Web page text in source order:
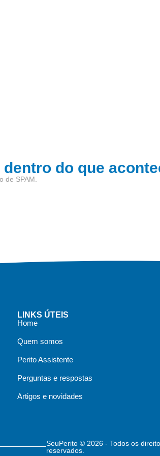
do que
de SPAM.
LINKS ÚTEIS
Home
Quem somos
Perito Assistente
Perguntas e respostas
Artigos e novidades
SeuPerito © 2026 - Todos os
reservados.